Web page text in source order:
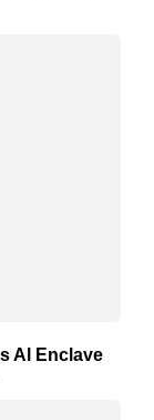
Al Enclave